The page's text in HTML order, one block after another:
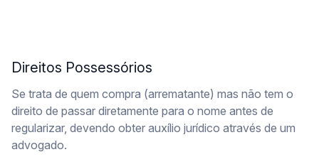
Direitos Possessórios
Se trata de quem compra (arrematante) mas não tem o
direito de passar diretamente para o nome antes de
regularizar, devendo obter auxílio jurídico através de um
advogado.